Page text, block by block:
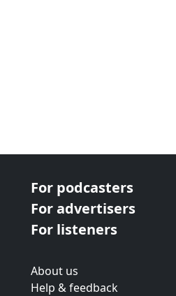
For podcasters
For advertisers
For listeners
About us
Help & feedback